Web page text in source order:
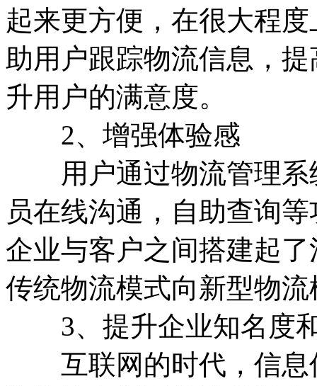
起来更方便，在很大程
助用户跟踪物流信息，
升用户的满意度。
2、增强体验感
用户通过物流管理系
员在线沟通，自助查询
企业与客户之间搭建起
传统物流模式向新型物
3、提升企业知名度
互联网的时代，信息